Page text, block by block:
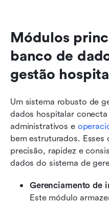
Módulos
banco de
gestão
Um sistema robusto de
dados hospitalar
administrativos e
bem estruturados.
precisão, rapidez e
dados do sistema de
Este módulo